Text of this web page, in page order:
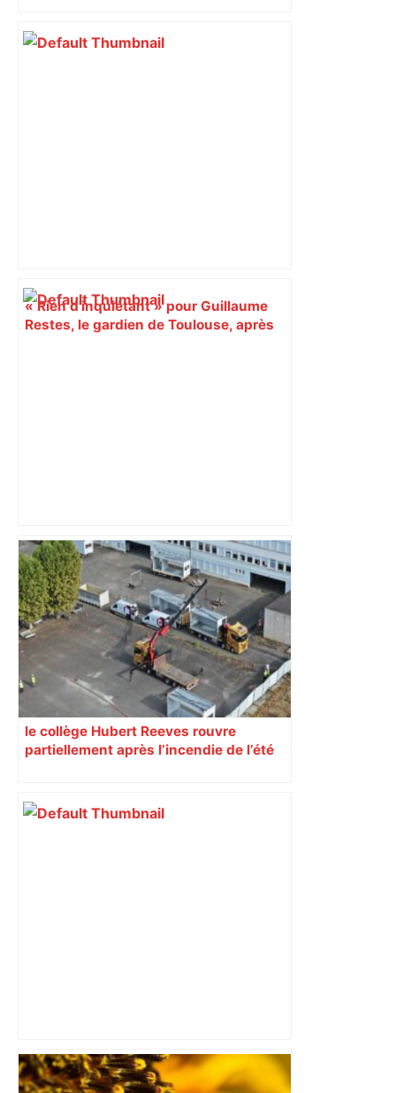
« Rien d'inquiétant » pour Guillaume
Restes, le gardien de Toulouse, après
Bilan du marché du logement neuf :
une lueur d'espoir pour l'immobilier à
Toulouse ? – Actu.fr
le collège Hubert Reeves rouvre
partiellement après l’incendie de l’été
Incendie dans un entrepôt de